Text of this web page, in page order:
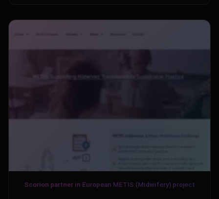
Scorion partner in European METIS (Midwifery) project